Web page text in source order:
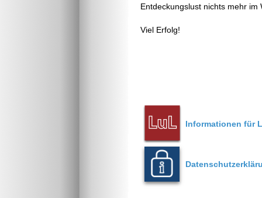
Entdeckungslust nichts mehr im
Viel Erfolg!
Informationen für